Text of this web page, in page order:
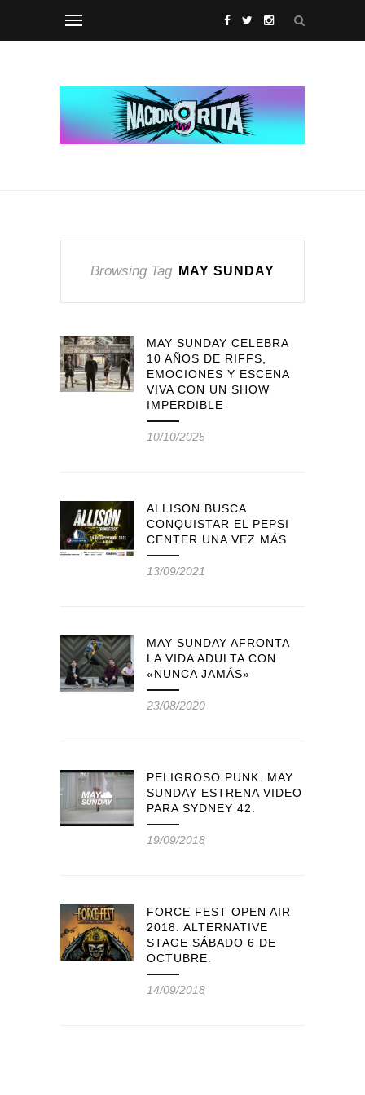
Browsing Tag MAY SUNDAY
MAY SUNDAY CELEBRA
10 AÑOS DE RIFFS,
EMOCIONES Y ESCENA
VIVA CON UN SHOW
IMPERDIBLE
10/10/2025
ALLISON BUSCA
CONQUISTAR EL PEPSI
CENTER UNA VEZ MÁS
13/09/2021
MAY SUNDAY AFRONTA
LA VIDA ADULTA CON
«NUNCA JAMÁS»
23/08/2020
PELIGROSO PUNK: MAY
SUNDAY ESTRENA VIDEO
PARA SYDNEY 42.
19/09/2018
FORCE FEST OPEN AIR
2018: ALTERNATIVE
STAGE SÁBADO 6 DE
OCTUBRE.
14/09/2018